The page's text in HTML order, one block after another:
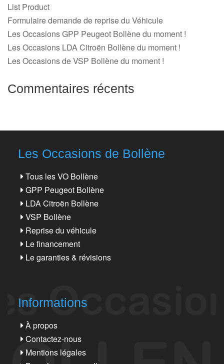
List Product
Formulaire demande de reprise du Véhicule
Les Occasions GPP Peugeot Bollène du moment !
Les Occasions LDA Citroën Bollène du moment !
Les Occasions de VSP Bollène du moment !
Commentaires récents
Les Occasions de Bollène
Tous les VO Bollène
GPP Peugeot Bollène
LDA Citroën Bollène
VSP Bollène
Reprise du véhicule
Le financement
Le garanties & révisions
Informations
À propos
Contactez-nous
Mentions légales